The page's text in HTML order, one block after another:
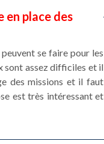
place des
se faire pour les
sont assez difficiles et il
des missions et il faut
est très intéressant et